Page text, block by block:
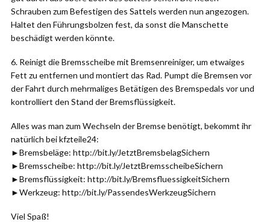
Schrauben zum Befestigen des Sattels werden nun angezogen.
Haltet den Führungsbolzen fest, da sonst die Manschette
beschädigt werden könnte.
6. Reinigt die Bremsscheibe mit Bremsenreiniger, um etwaiges
Fett zu entfernen und montiert das Rad. Pumpt die Bremsen vor
der Fahrt durch mehrmaliges Betätigen des Bremspedals vor und
kontrolliert den Stand der Bremsflüssigkeit.
Alles was man zum Wechseln der Bremse benötigt, bekommt ihr
natürlich bei kfzteile24:
►Bremsbeläge: http://bit.ly/JetztBremsbelagSichern
►Bremsscheibe: http://bit.ly/JetztBremsscheibeSichern
►Bremsflüssigkeit: http://bit.ly/BremsfluessigkeitSichern
►Werkzeug: http://bit.ly/PassendesWerkzeugSichern
Viel Spaß!